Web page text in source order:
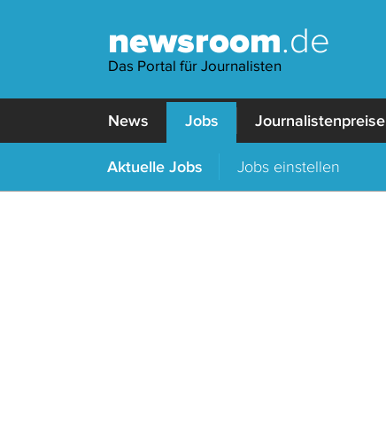
newsroom.de
Das Portal für Journalisten
News Jobs Journalistenpreise
Aktuelle Jobs Jobs einstellen